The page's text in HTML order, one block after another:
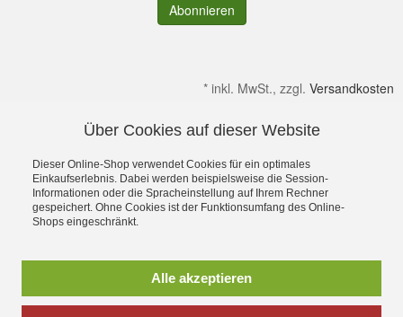
Abonnieren
* inkl. MwSt., zzgl. Versandkosten
Irrtümer & kleine Produktabweichungen vorbehalten!
Gültig solange Verfügbar. Die Abbildungen enthalten teilweise
Dekoration bzw. Zusatzausstattung. Preise gelten ohne diese.
Alle Rechte an Namen, Beschreibungen sowie Bildern gehören
Schorndorf,Göppingen,Heidenheim und Schwäbisch Gmünd
Sie suchen einen Seminarraum, Tagungsraum oder einen
Über Cookies auf dieser Website
Dieser Online-Shop verwendet Cookies für ein optimales
Einkaufserlebnis. Dabei werden beispielsweise die Session-
Informationen oder die Spracheinstellung auf Ihrem Rechner
gespeichert. Ohne Cookies ist der Funktionsumfang des Online-
Shops eingeschränkt.
Alle akzeptieren